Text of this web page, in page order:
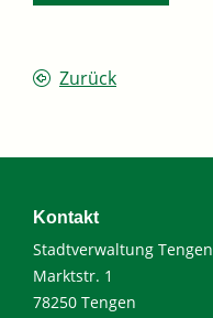
Zurück
Kontakt
Stadtverwaltung Tengen
Marktstr. 1
78250 Tengen